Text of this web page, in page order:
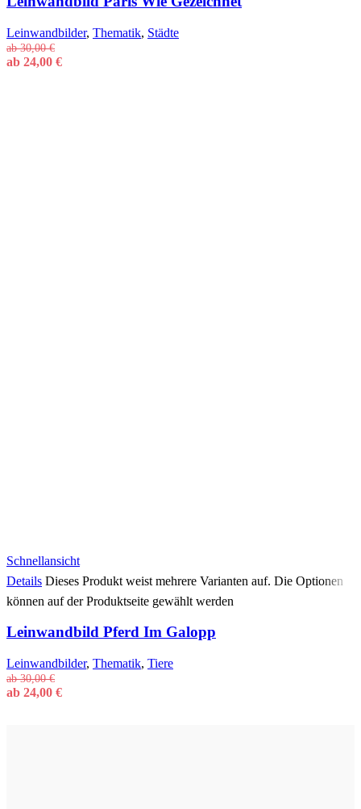
Leinwandbilder, Thematik, Städte
ab30,00€
ab 24,00 €
Schnellansicht
Details Dieses Produkt weist mehrere Varianten auf. Die Optionen
können auf der Produktseite gewählt werden
Leinwandbild Pferd Im Galopp
Leinwandbilder, Thematik, Tiere
ab30,00€
ab 24,00 €